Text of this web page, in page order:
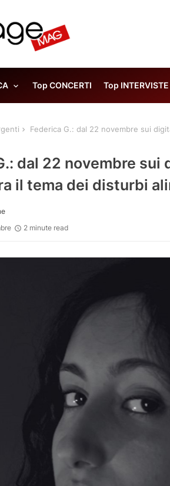
Top CONCERTI Top INTERVISTE
Federica G.: dal 22 novembre sui
dal 22 novembre sui
il tema dei disturbi
2 minute read